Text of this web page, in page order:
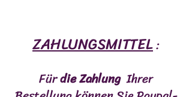
ZAHLUNGSMITTEL:
Fürdie Zahlung Ihrer